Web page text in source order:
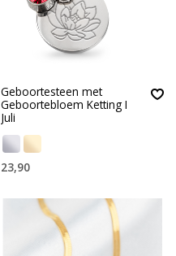
Geboortesteen met
Geboortebloem Ketting I
Juli
23,90